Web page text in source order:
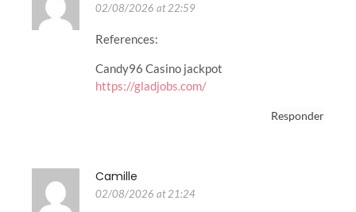
02/08/2026 at 22:59
References:
Candy96 Casino jackpot
https://gladjobs.com/
Responder
Camille
02/08/2026 at 21:24